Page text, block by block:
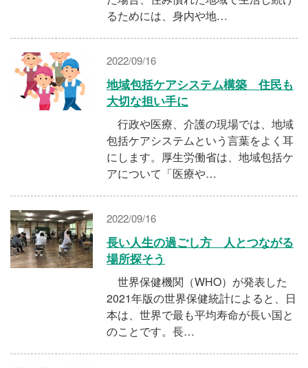
るためには、身内や地…
2022/09/16
地域包括ケアシステム構築 住民も
大切な担い手に
行政や医療、介護の現場では、地域
包括ケアシステムという言葉をよく耳
にします。厚生労働省は、地域包括ケ
アについて「医療や…
2022/09/16
長い人生の過ごし方 人とつながる
場所探そう
世界保健機関（WHO）が発表した
2021年版の世界保健統計によると、日
本は、世界で最も平均寿命が長い国と
のことです。長…